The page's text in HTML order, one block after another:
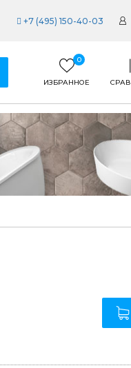
+7 (495) 150-40-03
0
ИЗБРАННОЕ